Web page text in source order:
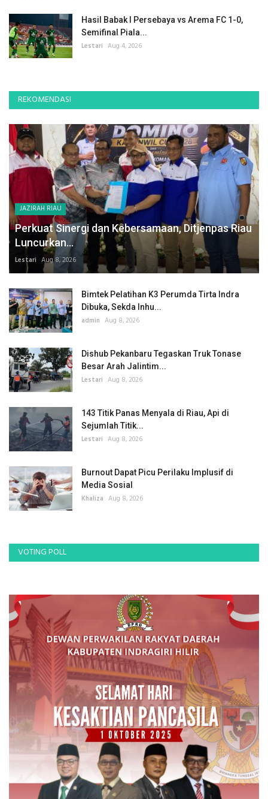
Hasil Babak I Persebaya vs Arema FC 1-0,
Semifinal Piala...
Lestari Aug 4, 2026
REKOMENDASI
JAZIRAH RIAU
Perkuat Sinergi dan Kebersamaan, Ditjenpas Riau
Luncurkan...
Lestari Aug 8, 2026
Bimtek Pelatihan K3 Perumda Tirta Indra
Dibuka, Sekda Inhu...
admin Aug 8, 2026
Dishub Pekanbaru Tegaskan Truk Tonase
Besar Arah Jalintim...
Lestari Aug 8, 2026
143 Titik Panas Menyala di Riau, Api di
Sejumlah Titik...
Lestari Aug 8, 2026
Burnout Dapat Picu Perilaku Implusif di
Media Sosial
Khaliza Aug 8, 2026
VOTING POLL